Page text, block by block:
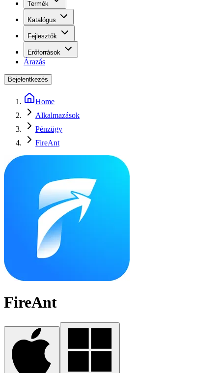
Termék
Katalógus
Fejlesztők
Erőforrások
Árazás
Bejelentkezés
Home
Alkalmazások
Pénzügy
FireAnt
FireAnt